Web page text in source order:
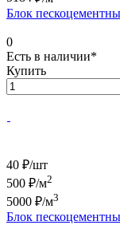
Блок
0
Есть в наличии*
Купить
40 ₽/шт
500 ₽/м2
5000 ₽/м3
Блок